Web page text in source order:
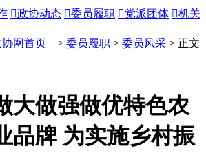
政协动态 委员履职 党派团体 机关
协网首页 > 委员履职 > 委员风采 > 正文
大做强做优特色农
品牌 为实施乡村振